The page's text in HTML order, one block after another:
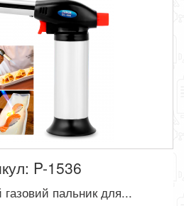
P-1536
газовий пальник для...